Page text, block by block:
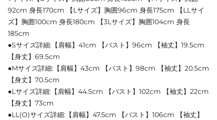
92cm 身長170cm 【Lサイズ】胸囲96cm 身長175cm 【LLサイ
ズ】胸囲100cm 身長180cm 【3Lサイズ】胸囲104cm 身長
185cm
●Sサイズ詳細:【肩幅】41cm 【バスト】96cm 【袖丈】19.5cm
【身丈】69.5cm
●Mサイズ詳細:【肩幅】43cm 【バスト】98cm 【袖丈】20.5cm
【身丈】70.5cm
●Lサイズ詳細:【肩幅】44.5cm 【バスト】102cm 【袖丈】22cm
【身丈】73cm
●LL(O)サイズ詳細:【肩幅】47.5cm 【バスト】106cm 【袖丈】